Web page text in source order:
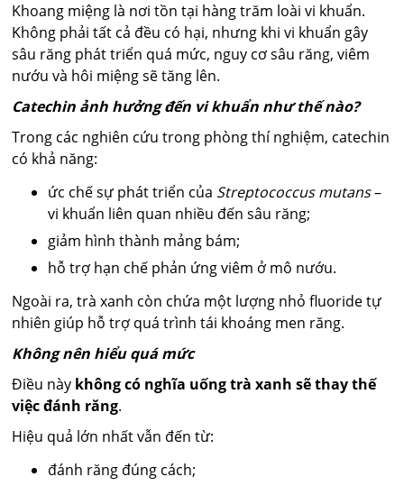
Khoang miệng là nơi tồn tại hàng trăm loài vi khuẩn.
Không phải tất cả đều có hại, nhưng khi vi khuẩn gây
sâu răng phát triển quá mức, nguy cơ sâu răng, viêm
nướu và hôi miệng sẽ tăng lên.
Catechin ảnh hưởng đến vi khuẩn như thế nào?
Trong các nghiên cứu trong phòng thí nghiệm, catechin
có khả năng:
ức chế sự phát triển của Streptococcus mutans–
vi khuẩn liên quan nhiều đến sâu răng;
giảm hình thành mảng bám;
hỗ trợ hạn chế phản ứng viêm ở mô nướu.
Ngoài ra, trà xanh còn chứa một lượng nhỏ fluoride tự
nhiên giúp hỗ trợ quá trình tái khoáng men răng.
Không nên hiểu quá mức
Điều này không có nghĩa uống trà xanh sẽ thay thế
việc đánh răng.
Hiệu quả lớn nhất vẫn đến từ:
đánh răng đúng cách;